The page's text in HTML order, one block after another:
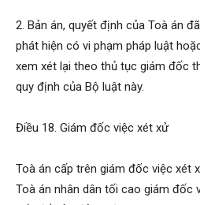
2. Bản án, quyết định của Toà án
phát hiện có vi phạm pháp luật
xem xét lại theo thủ tục giám đốc
quy định của Bộ luật này.
Điều 18. Giám đốc việc xét xử
Toà án cấp trên giám đốc việc xét
Toà án nhân dân tối cao giám đốc